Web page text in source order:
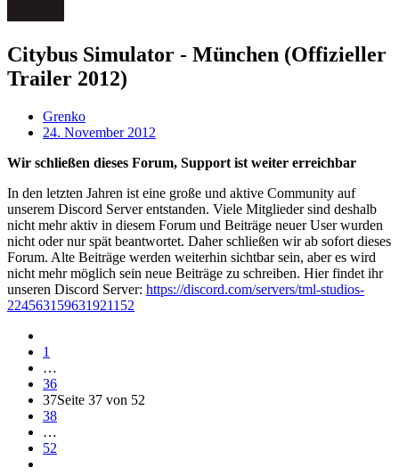
Citybus Simulator - München (Offizieller
Trailer 2012)
Grenko
24. November 2012
Wir schließen dieses Forum, Support ist weiter erreichbar
In den letzten Jahren ist eine große und aktive Community auf
unserem Discord Server entstanden. Viele Mitglieder sind deshalb
nicht mehr aktiv in diesem Forum und Beiträge neuer User wurden
nicht oder nur spät beantwortet. Daher schließen wir ab sofort dieses
Forum. Alte Beiträge werden weiterhin sichtbar sein, aber es wird
nicht mehr möglich sein neue Beiträge zu schreiben. Hier findet ihr
unseren Discord Server: https://discord.com/servers/tml-studios-
224563159631921152
1
…
36
37Seite 37 von 52
38
…
52